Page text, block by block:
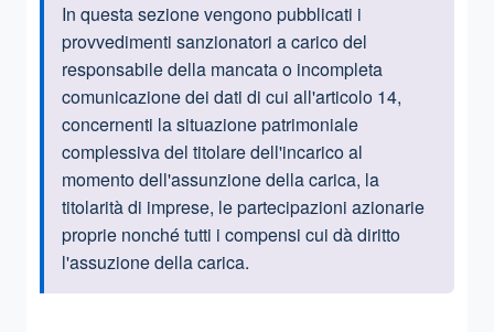
Informazioni introduttive
In questa sezione vengono pubblicati i
provvedimenti sanzionatori a carico del
responsabile della mancata o incompleta
comunicazione dei dati di cui all'articolo 14,
concernenti la situazione patrimoniale
complessiva del titolare dell'incarico al
momento dell'assunzione della carica, la
titolarità di imprese, le partecipazioni azionarie
proprie nonché tutti i compensi cui dà diritto
l'assuzione della carica.